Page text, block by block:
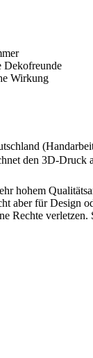
Dekofreunde
Wirkung
den 3D-
hohem
aber für Design
Rechte